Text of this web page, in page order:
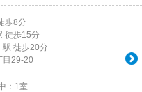
歩8分
徒歩15分
駅 徒歩20分
目29-20
： 1室